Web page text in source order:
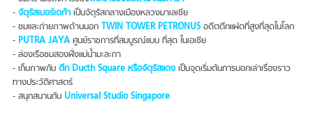
- จัตุรัสเมอร์เดก้าเป็นจัตุรัสกลางเมืองหลวงมาเลเซีย
- ชมและถ่ายภาพด้านนอก TWIN TOWER PETRONUSอดีตตึกแฝดที่สูงที่สุดในโลก
- PUTRA JAYAศูนย์ราชการที่สมบูรณ์แบบ ที่สุด ในเอเชีย
- ล่องเรือชมสองฝั่งแม่น้ำมะละกา
- เก็บภาพกับตึก Ducth Square หรือจัตุรัสแดงเป็นจุดเริ่มต้นการบอกเล่าเรื่องราว
ทางประวัติศาสตร์
- สนุกสนานกับ Universal Studio Singapore